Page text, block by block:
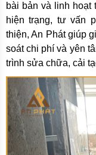
bài bản và linh hoạt
hiện trạng, tư vấn
thiện, An Phát giúp
soát chi phí và yên
trình sửa chữa, cải